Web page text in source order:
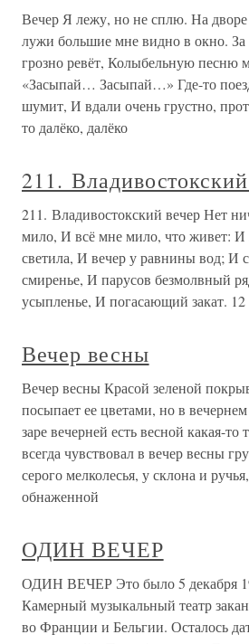
Вечер Я лежу, но не сплю. На
лужи большие мне видно в окно. За
грозно ревёт, Колыбельную песню
«Засыпай… Засыпай…» Где-то
шумит, И вдали очень грустно,
то далёко, далёко
211.
211. Владивостокский вечер Нет
мило, И всё мне мило, что живет: И
светила, И вечер у равнины вод; И
смиренье, И парусов безмолвный
усыпленье, И погасающий закат. 12
Вечер весны
Вечер весны Красой зеленой
посыпает ее цветами, но в
заре вечерней есть весной какая-то
всегда чувствовал в вечер весны
серого мелколесья, у склона и
обнаженной
ОДИН ВЕЧЕР
ОДИН ВЕЧЕР Это было 5 декабря
Камерный музыкальный театр
во Франции и Бельгии. Осталось